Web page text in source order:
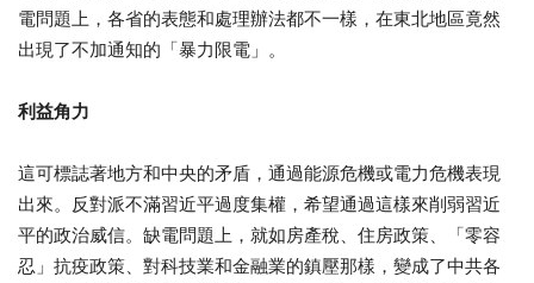
電問題上，各省的表態和處理辦法都不一樣，在東北地區竟然
出現了不加通知的「暴力限電」。
利益角力
這可標誌著地方和中央的矛盾，通過能源危機或電力危機表現
出來。反對派不滿習近平過度集權，希望通過這樣來削弱習近
平的政治威信。缺電問題上，就如房產稅、住房政策、「零容
忍」抗疫政策、對科技業和金融業的鎮壓那樣，變成了中共各